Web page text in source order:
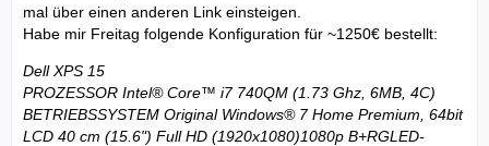
mal über einen anderen Link einsteigen.
Habe mir Freitag folgende Konfiguration für ~1250€ bestellt:
Dell XPS 15
PROZESSOR Intel® Core™ i7 740QM (1.73 Ghz, 6MB, 4C)
BETRIEBSSYSTEM Original Windows® 7 Home Premium, 64bit
LCD 40 cm (15.6") Full HD (1920x1080)1080p B+RGLED-